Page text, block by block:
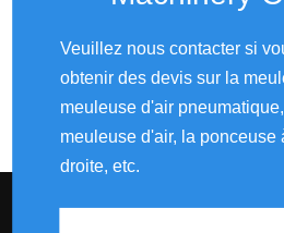
Veuillez nous contacter si
obtenir des devis sur la
meuleuse d'air
meuleuse d'air, la ponceuse
droite, etc.